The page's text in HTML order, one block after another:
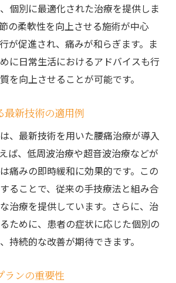
個別に最適化された治療を提供しま
の柔軟性を向上させる施術が中心
が促進され、痛みが和らぎます。ま
に日常生活におけるアドバイスも行
を向上させることが可能です。
最新技術の適用例
、最新技術を用いた腰痛治療が導入
ば、低周波治療や超音波治療などが
痛みの即時緩和に効果的です。この
ることで、従来の手技療法と組み合
治療を提供しています。さらに、治
ために、患者の症状に応じた個別の
持続的な改善が期待できます。
ランの重要性